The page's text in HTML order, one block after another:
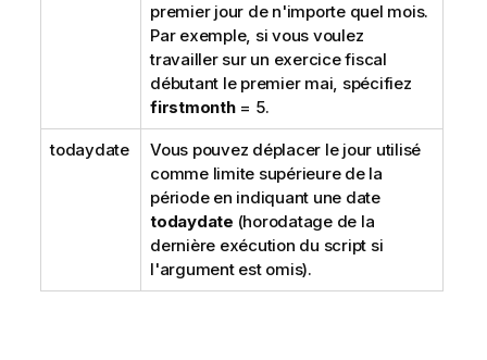
premier jour de n'importe quel mois.
Par exemple, si vous voulez
travailler sur un exercice fiscal
débutant le premier mai, spécifiez
firstmonth= 5.
todaydate
Vous pouvez déplacer le jour utilisé
comme limite supérieure de la
période en indiquant une date
todaydate (horodatage de la
dernière exécution du script si
l'argument est omis).